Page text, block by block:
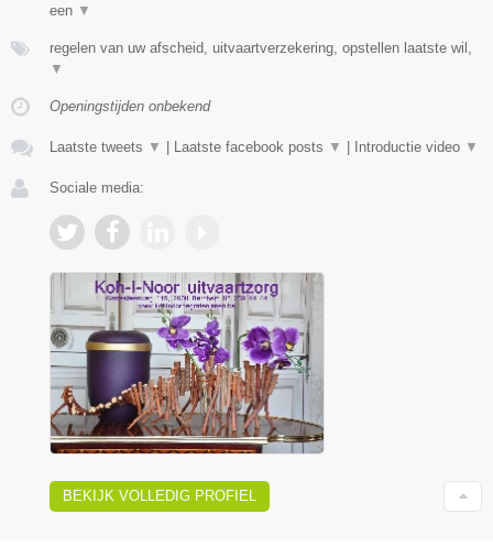
een ▼
regelen van uw afscheid, uitvaartverzekering, opstellen laatste wil,
▼
Openingstijden onbekend
Laatste tweets ▼ | Laatste facebook posts ▼ | Introductie video ▼
Sociale media:
BEKIJK VOLLEDIG PROFIEL